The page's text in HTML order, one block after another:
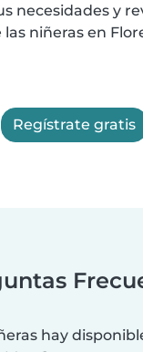
necesidades y
niñeras en
Regístrate gratis
hay